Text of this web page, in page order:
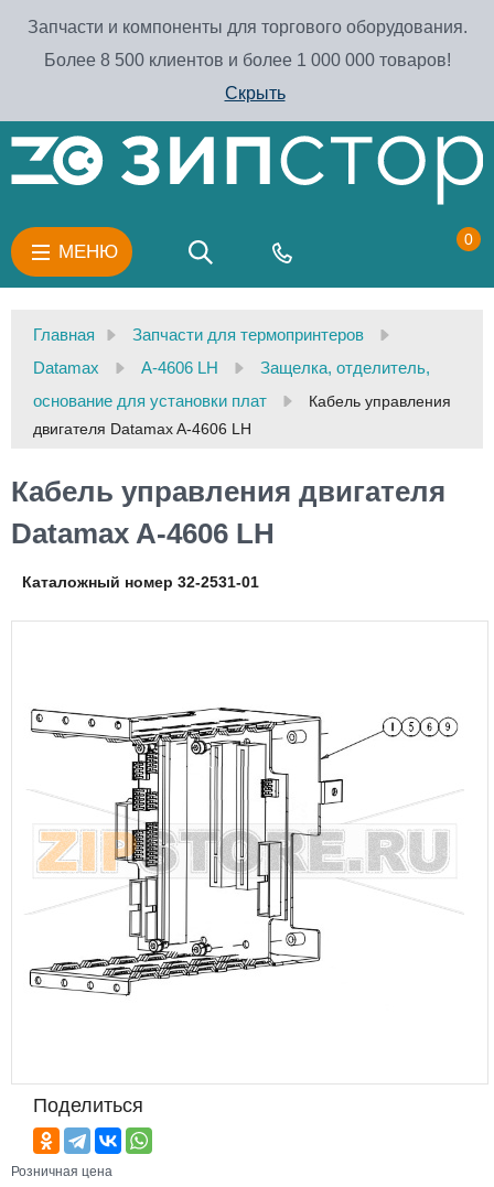
Запчасти и компоненты для торгового оборудования.
Более 8 500 клиентов и более 1 000 000 товаров!
Скрыть
МЕНЮ
0
Главная
Запчасти для термопринтеров
Datamax
A-4606 LH
Защелка, отделитель,
основание для установки плат
Кабель управления
двигателя Datamax A-4606 LH
Кабель управления двигателя
Datamax A-4606 LH
Каталожный номер 32-2531-01
Поделиться
Розничная цена